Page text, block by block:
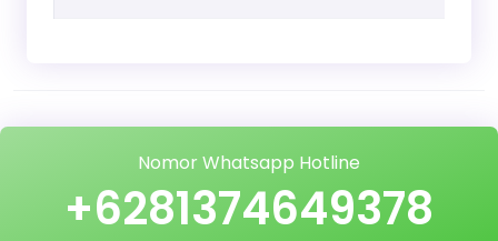
Nomor Whatsapp Hotline
+6281374649378